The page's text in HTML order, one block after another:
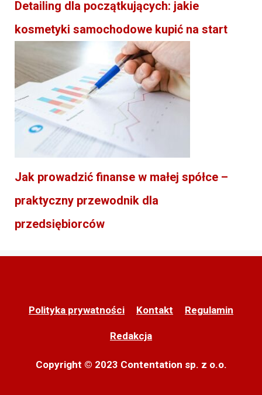
Detailing dla początkujących: jakie
kosmetyki samochodowe kupić na start
Jak prowadzić finanse w małej spółce –
praktyczny przewodnik dla
przedsiębiorców
Polityka prywatności Kontakt Regulamin
Redakcja
Copyright © 2023 Contentation sp. z o.o.